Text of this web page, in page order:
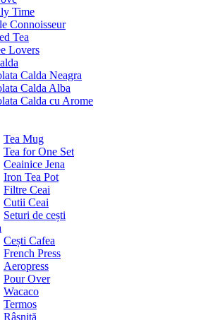
Time
Connoisseur
Tea
Lovers
Calda Neagra
Calda Alba
Calda cu Arome
Tea Mug
Tea for One Set
Ceainice Jena
Iron Tea Pot
Filtre Ceai
Cutii Ceai
Seturi de cești
Cești Cafea
French Press
Aeropress
Pour Over
Wacaco
Termos
Râșniță